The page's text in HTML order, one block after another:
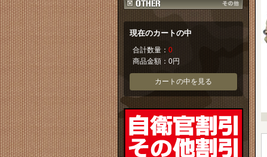
現在のカートの中
合計数量： 0
商品金額： 0円
カートの中を見る